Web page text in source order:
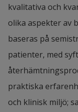
kvalitativa och
olika aspekter av
baseras på
patienter, med
praktiska
och klinisk miljö;